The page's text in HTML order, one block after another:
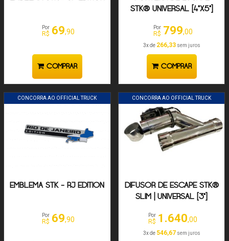
Por
R$ 69,90
COMPRAR
STK® UNIVERSAL [4"X5"]
Por
R$ 799,00
3x de 266,33sem juros
COMPRAR
CONCORRA AO OFFICIAL TRUCK
EMBLEMA STK - RJ EDITION
Por
R$ 69,90
CONCORRA AO OFFICIAL TRUCK
DIFUSOR DE ESCAPE STK®
SLIM | UNIVERSAL [3"]
Por
R$ 1.640,00
3x de 546,67sem juros